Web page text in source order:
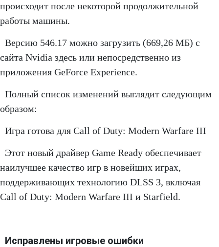
происходит после некоторой продолжительной
работы машины.
Версию 546.17 можно загрузить (669,26 МБ) с
сайта Nvidia здесь или непосредственно из
приложения GeForce Experience.
Полный список изменений выглядит следующим
образом:
Игра готова для Call of Duty: Modern Warfare III
Этот новый драйвер Game Ready обеспечивает
наилучшее качество игр в новейших играх,
поддерживающих технологию DLSS 3, включая
Call of Duty: Modern Warfare III и Starfield.
Исправлены игровые ошибки